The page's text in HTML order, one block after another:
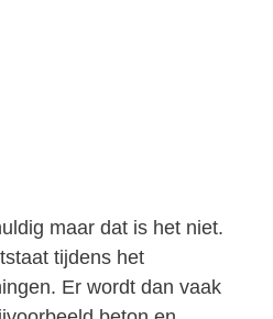
maar dat is het niet.
tijdens het
Er wordt dan vaak